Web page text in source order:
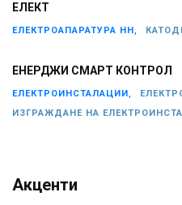
ЕЛЕКТ
ЕЛЕКТРОАПАРАТУРА НН,
ЕНЕРДЖИ СМАРТ КОНТРОЛ
ЕЛЕКТРОИНСТАЛАЦИИ,
ИЗГРАЖДАНЕ НА
Акценти